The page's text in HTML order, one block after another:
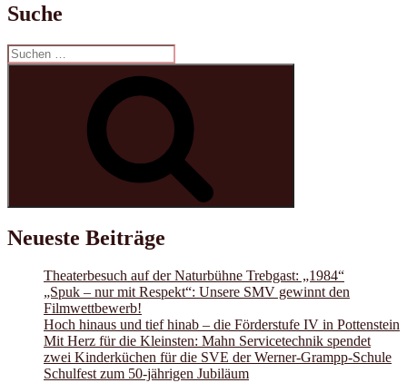
Suche
Suchen
nach:
Neueste Beiträge
Theaterbesuch auf der Naturbühne Trebgast: „1984“
„Spuk – nur mit Respekt“: Unsere SMV gewinnt den
Filmwettbewerb!
Hoch hinaus und tief hinab – die Förderstufe IV in Pottenstein
Mit Herz für die Kleinsten: Mahn Servicetechnik spendet
zwei Kinderküchen für die SVE der Werner-Grampp-Schule
Schulfest zum 50-jährigen Jubiläum